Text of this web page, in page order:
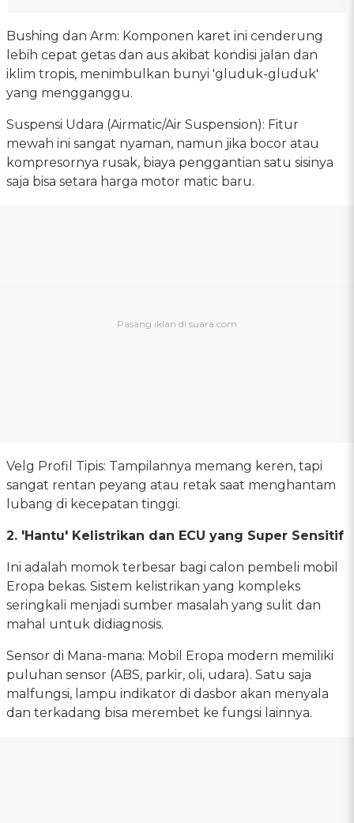
Bushing dan Arm: Komponen karet ini cenderung
lebih cepat getas dan aus akibat kondisi jalan dan
iklim tropis, menimbulkan bunyi 'gluduk-gluduk'
yang mengganggu.
Suspensi Udara (Airmatic/Air Suspension): Fitur
mewah ini sangat nyaman, namun jika bocor atau
kompresornya rusak, biaya penggantian satu sisinya
saja bisa setara harga motor matic baru.
Velg Profil Tipis: Tampilannya memang keren, tapi
sangat rentan peyang atau retak saat menghantam
lubang di kecepatan tinggi.
2. 'Hantu' Kelistrikan dan ECU yang Super Sensitif
Ini adalah momok terbesar bagi calon pembeli mobil
Eropa bekas. Sistem kelistrikan yang kompleks
seringkali menjadi sumber masalah yang sulit dan
mahal untuk didiagnosis.
Sensor di Mana-mana: Mobil Eropa modern memiliki
puluhan sensor (ABS, parkir, oli, udara). Satu saja
malfungsi, lampu indikator di dasbor akan menyala
dan terkadang bisa merembet ke fungsi lainnya.